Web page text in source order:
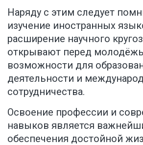
Наряду с этим следует
изучение иностранных
расширение научного
открывают перед
возможности для
деятельности и
сотрудничества.
Освоение профессии и
навыков является
обеспечения достойной